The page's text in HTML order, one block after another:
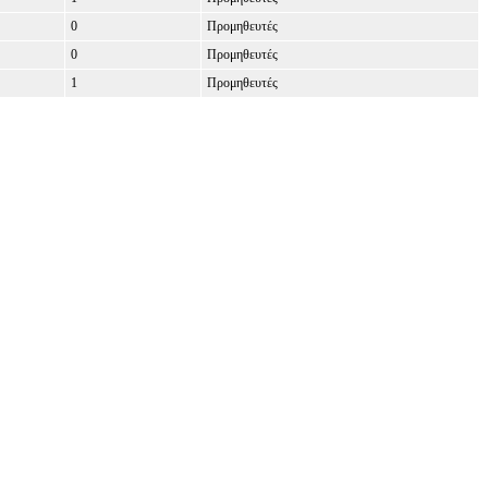
0
Προμηθευτές
0
Προμηθευτές
1 Προμηθευτές